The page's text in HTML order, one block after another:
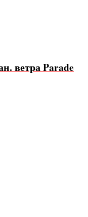
ветра Parade